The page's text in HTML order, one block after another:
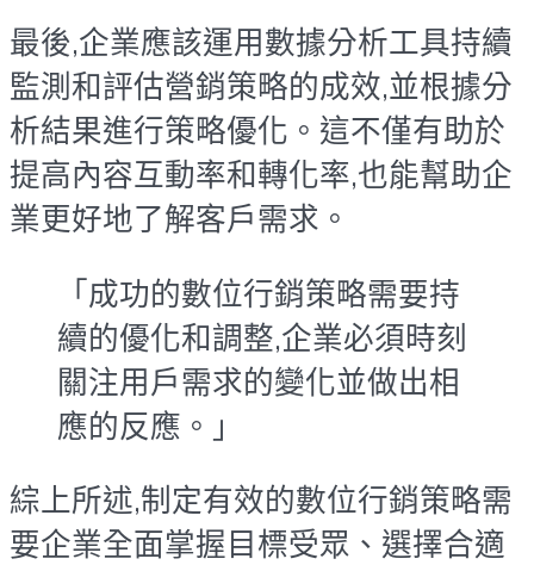
最後,企業應該運用數據分析工具持續
監測和評估營銷策略的成效,並根據分
析結果進行策略優化。這不僅有助於
提高內容互動率和轉化率,也能幫助企
業更好地了解客戶需求。
「成功的數位行銷策略需要持
續的優化和調整,企業必須時刻
關注用戶需求的變化並做出相
應的反應。」
綜上所述,制定有效的數位行銷策略需
要企業全面掌握目標受眾、選擇合適